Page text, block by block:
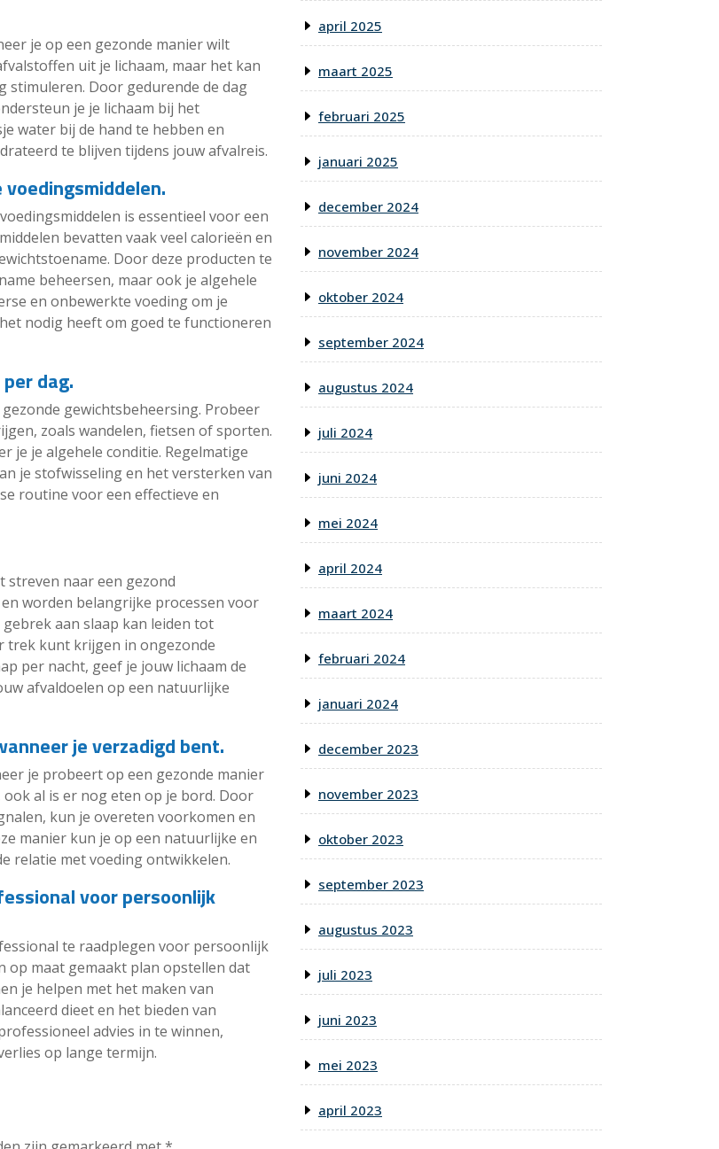
je op een gezonde manier wilt
uit je lichaam, maar het kan
stimuleren. Door gedurende de dag
je je lichaam bij het
water bij de hand te hebben en
te blijven tijdens jouw afvalreis.
is essentieel voor een
bevatten vaak veel calorieën en
Door deze producten te
beheersen, maar ook je algehele
en onbewerkte voeding om je
nodig heeft om goed te functioneren
dag.
gewichtsbeheersing. Probeer
zoals wandelen, fietsen of sporten.
je je algehele conditie. Regelmatige
je stofwisseling en het versterken van
routine voor een effectieve en
streven naar een gezond
worden belangrijke processen voor
aan slaap kan leiden tot
trek kunt krijgen in ongezonde
per nacht, geef je jouw lichaam de
afvaldoelen op een natuurlijke
je verzadigd bent.
je probeert op een gezonde manier
al is er nog eten op je bord. Door
kun je overeten voorkomen en
manier kun je op een natuurlijke en
relatie met voeding ontwikkelen.
voor persoonlijk
te raadplegen voor persoonlijk
op maat gemaakt plan opstellen dat
je helpen met het maken van
dieet en het bieden van
advies in te winnen,
op lange termijn.
april 2025
maart 2025
februari 2025
januari 2025
december 2024
november 2024
oktober 2024
september 2024
augustus 2024
juli 2024
juni 2024
mei 2024
april 2024
maart 2024
februari 2024
januari 2024
december 2023
november 2023
oktober 2023
september 2023
augustus 2023
juli 2023
juni 2023
mei 2023
april 2023